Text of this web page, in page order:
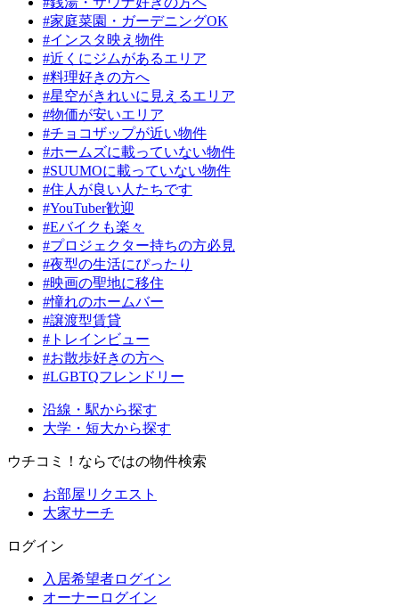
#家庭菜園・ガーデニングOK
#インスタ映え物件
#近くにジムがあるエリア
#料理好きの方へ
#星空がきれいに見えるエリア
#物価が安いエリア
#チョコザップが近い物件
#ホームズに載っていない物件
#SUUMOに載っていない物件
#住人が良い人たちです
#YouTuber歓迎
#Eバイクも楽々
#プロジェクター持ちの方必見
#夜型の生活にぴったり
#映画の聖地に移住
#憧れのホームバー
#譲渡型賃貸
#トレインビュー
#お散歩好きの方へ
#LGBTQフレンドリー
沿線・駅から探す
大学・短大から探す
ウチコミ！ならではの物件検索
お部屋リクエスト
大家サーチ
ログイン
入居希望者ログイン
オーナーログイン